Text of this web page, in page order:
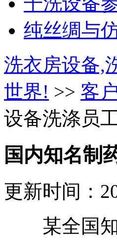
纯丝绸与
洗衣房设备,
世界! >> 客
设备洗涤员
国内知名制
更新时间：
某全国知